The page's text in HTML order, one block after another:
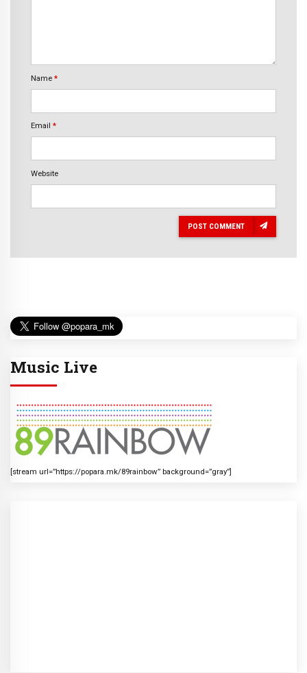
Name *
Email *
Website
POST COMMENT
Music Live
[stream url=”https://popara.mk/89rainbow” background=”gray”]